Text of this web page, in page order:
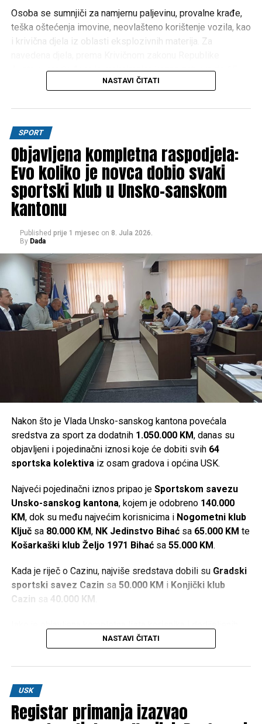
Tweet Share
Osoba se sumnjiči za namjernu paljevinu, provalne krađe,
teška oštećenja imovine, neovlašteno korištenje vozila, kao
i krivična djela iz oblasti eksplozivnih materija. Za
Austrije, predviđena je maksimalna kazna zatvora do 15
Na osnovu operativnih saznanja, osumnjičenog su locirali
slobode.
Nakon završene kriminalističke obrade, uhapšena osoba
predata je u nadležnost Suda Bosne i Hercegovine radi
daljnjeg postupanja.
U realizaciji ove akcije ostvarena je saradnja između SIPA-
e, Obavještajno-sigurnosne agencije Bosne i Hercegovine
(OSA BiH) i Ministarstva unutrašnjih poslova Unsko-
sanskog kantona.
Share Post
Share
Tweet Share
Mail
NASTAVI ČITATI
SPORT
Objavljena kompletna raspodjela:
Evo koliko je novca dobio svaki
sportski klub u Unsko-sanskom
kantonu
Published prije 1 mjesec on 8. Jula 2026.
By Dada
Nakon što je Vlada Unsko-sanskog kantona povećala
sredstva za sport za dodatnih 1.050.000 KM, danas su
objavljeni i pojedinačni iznosi koje će dobiti svih 64
sportska kolektivaiz osam gradova i općina USK.
Najveći pojedinačni iznos pripao je Sportskom savezu
Unsko-sanskog kantona, kojem je odobreno 140.000
KM, dok su među najvećim korisnicima i Nogometni klub
Ključsa 80.000 KM, NK Jedinstvo Bihaćsa 65.000 KM te
Košarkaški klub Željo 1971 Bihaćsa 55.000 KM.
Kada je riječ o Cazinu, najviše sredstava dobili su Gradski
sportski savez Cazinsa 50.000 KM i Konjički klub
Cazin sa 40.000 KM
iznosa, u dostupnim informacijama nisu navedeni kriteriji
pojedini sportski kolektiv.
Najveći pojedinačni iznosi
NASTAVI ČITATI
USK
Registar primanja izazvao